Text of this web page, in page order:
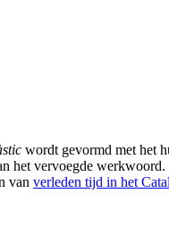
wordt gevormd met het
het vervoegde werkwoord.
van verleden tijd in het